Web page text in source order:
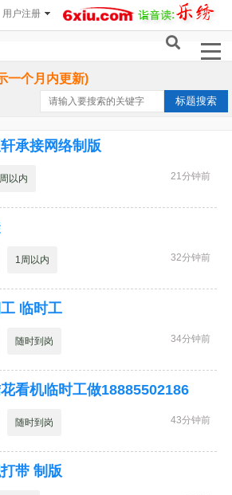
用户注册
一个月内更新)
承接网络制版
以内 21分钟前
1周以内 32分钟前
临时工
随时到岗 34分钟前
看机临时工做18885502186
随时到岗 43分钟前
带 制版